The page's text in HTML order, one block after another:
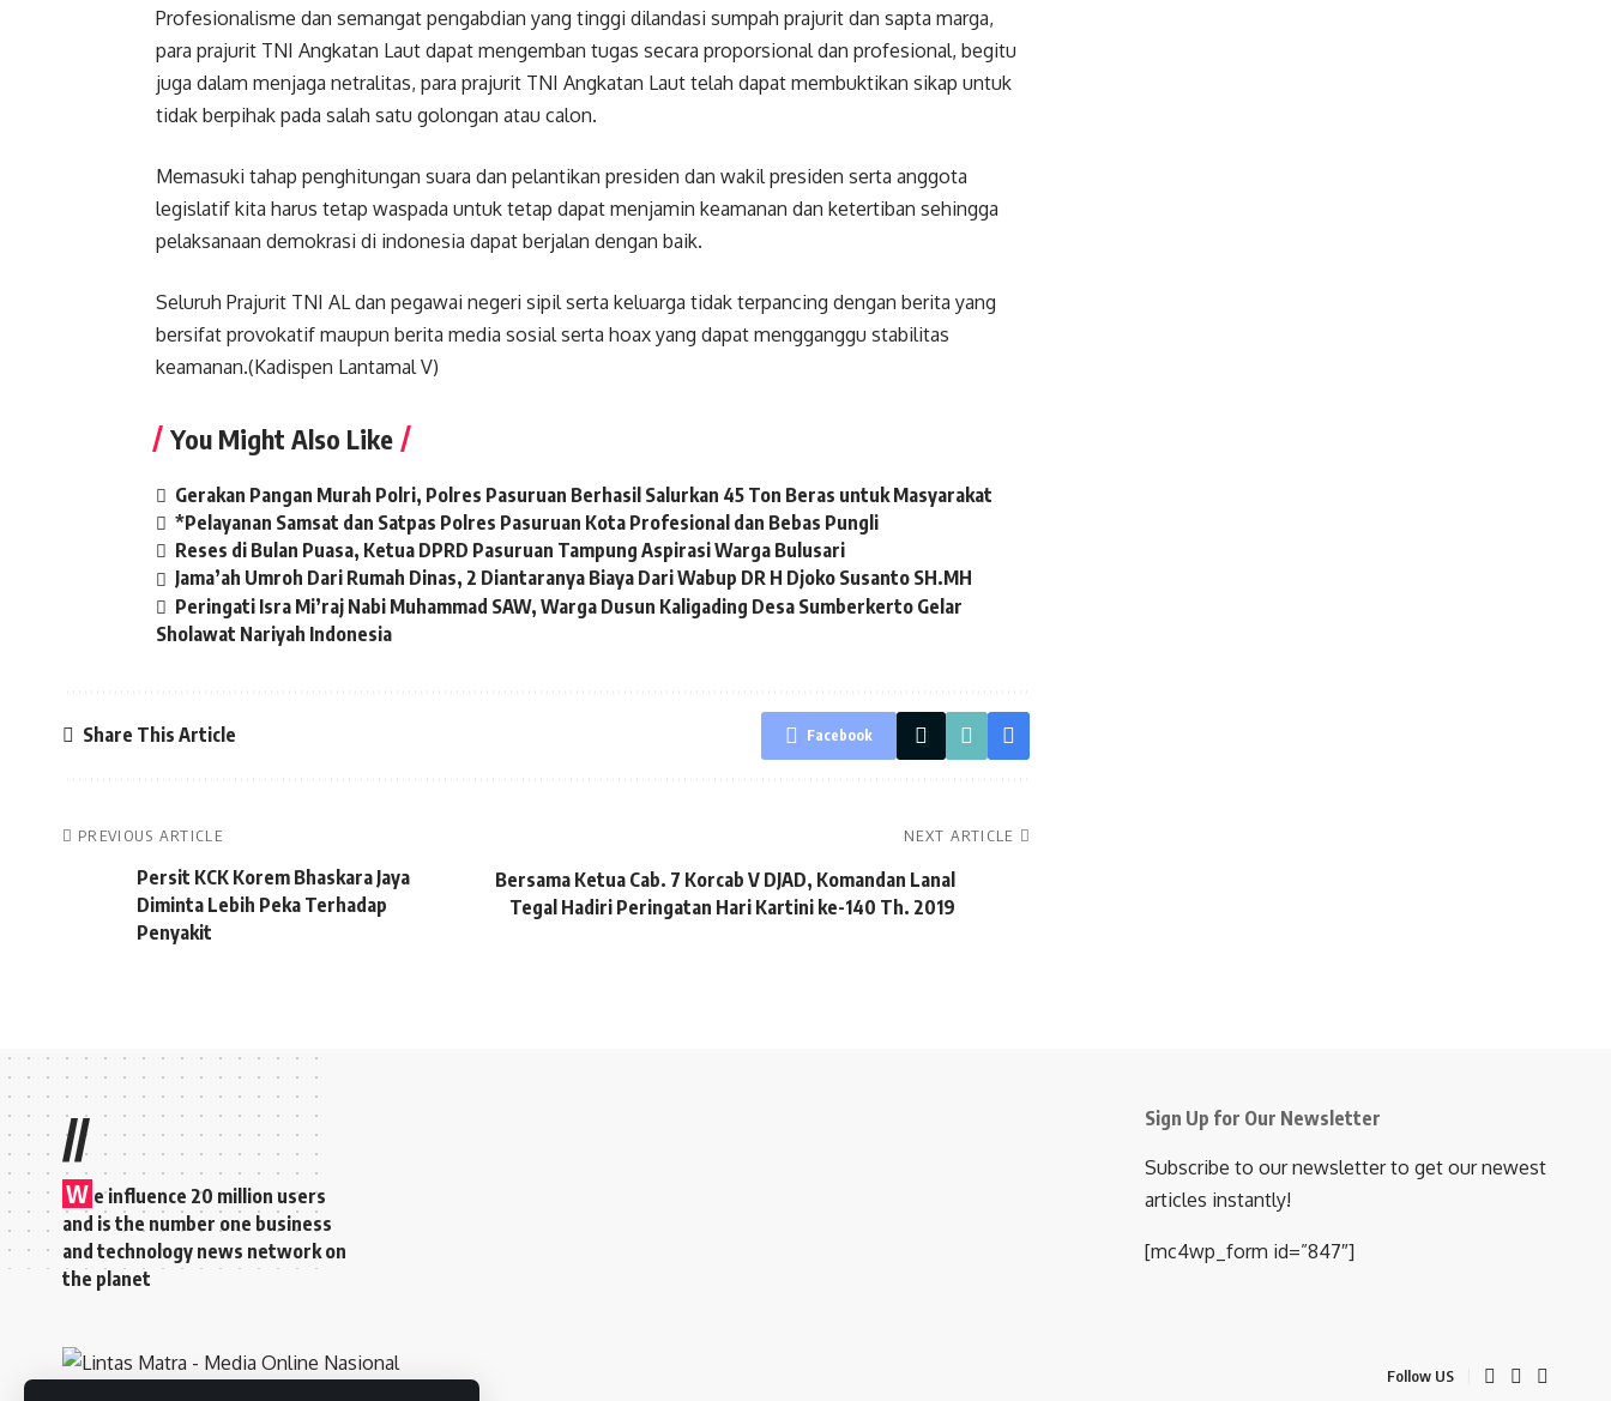
Profesionalisme dan semangat pengabdian yang tinggi dilandasi sumpah prajurit dan sapta marga,
para prajurit TNI Angkatan Laut dapat mengemban tugas secara proporsional dan profesional, begitu
juga dalam menjaga netralitas, para prajurit TNI Angkatan Laut telah dapat membuktikan sikap untuk
tidak berpihak pada salah satu golongan atau calon.
Memasuki tahap penghitungan suara dan pelantikan presiden dan wakil presiden serta anggota
legislatif kita harus tetap waspada untuk tetap dapat menjamin keamanan dan ketertiban sehingga
pelaksanaan demokrasi di indonesia dapat berjalan dengan baik.
Seluruh Prajurit TNI AL dan pegawai negeri sipil serta keluarga tidak terpancing dengan berita yang
bersifat provokatif maupun berita media sosial serta hoax yang dapat mengganggu stabilitas
keamanan.(Kadispen Lantamal V)
You Might Also Like
Gerakan Pangan Murah Polri, Polres Pasuruan Berhasil Salurkan 45 Ton Beras untuk Masyarakat
*Pelayanan Samsat dan Satpas Polres Pasuruan Kota Profesional dan Bebas Pungli
Reses di Bulan Puasa, Ketua DPRD Pasuruan Tampung Aspirasi Warga Bulusari
Jama’ah Umroh Dari Rumah Dinas, 2 Diantaranya Biaya Dari Wabup DR H Djoko Susanto SH.MH
Peringati Isra Mi’raj Nabi Muhammad SAW, Warga Dusun Kaligading Desa Sumberkerto Gelar
Sholawat Nariyah Indonesia
Share This Article Facebook
PREVIOUS ARTICLE
Persit KCK Korem Bhaskara Jaya
Diminta Lebih Peka Terhadap
Penyakit
NEXT ARTICLE
Bersama Ketua Cab. 7 Korcab V DJAD, Komandan Lanal
Tegal Hadiri Peringatan Hari Kartini ke-140 Th. 2019
//
W e influence 20 million users
and is the number one business
and technology news network on
the planet
Sign Up for Our Newsletter
Subscribe to our newsletter to get our newest
articles instantly!
[mc4wp_form id=”847″]
Follow US